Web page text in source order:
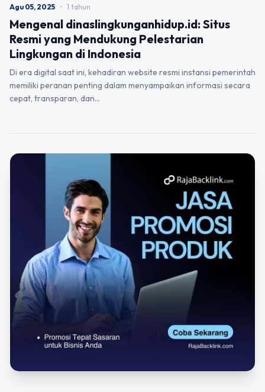
Agu 05, 2025 • 1 tahun
Mengenal dinaslingkunganhidup.id: Situs
Resmi yang Mendukung Pelestarian
Lingkungan di Indonesia
Di era digital saat ini, kehadiran website resmi instansi pemerintah
memiliki peranan penting dalam menyampaikan informasi secara
cepat, transparan, dan…